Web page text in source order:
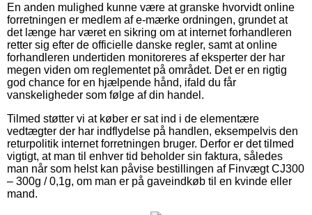
En anden mulighed kunne være at granske hvorvidt online
forretningen er medlem af e-mærke ordningen, grundet at
det længe har været en sikring om at internet forhandleren
retter sig efter de officielle danske regler, samt at online
forhandleren undertiden monitoreres af eksperter der har
megen viden om reglementet på området. Det er en rigtig
god chance for en hjælpende hånd, ifald du får
vanskeligheder som følge af din handel.
Tilmed støtter vi at køber er sat ind i de elementære
vedtægter der har indflydelse på handlen, eksempelvis den
returpolitik internet forretningen bruger. Derfor er det tilmed
vigtigt, at man til enhver tid beholder sin faktura, således
man når som helst kan påvise bestillingen af Finvægt CJ300
– 300g / 0,1g, om man er på gaveindkøb til en kvinde eller
mand.